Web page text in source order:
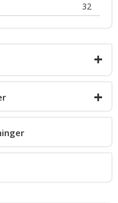
+
dokumenter pt. +
32